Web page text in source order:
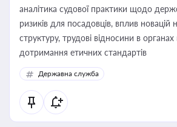
аналітика судової практики щодо
ризиків для посадовців, вплив новацій
структуру, трудові відносини в
дотримання етичних стандартів
Державна служба